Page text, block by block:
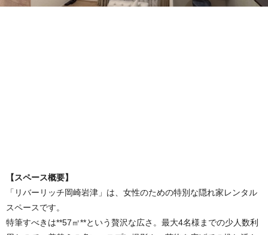
【スペース概要】
「リバーリッチ岡崎岩津」は、女性のための特別な隠れ家レンタル
スペースです。
特筆すべきは**57㎡**という贅沢な広さ。最大4名様までの少人数利